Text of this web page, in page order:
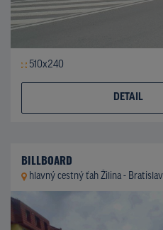
510x240
DETAIL
BILLBOARD
hlavný cestný ťah Žilina -